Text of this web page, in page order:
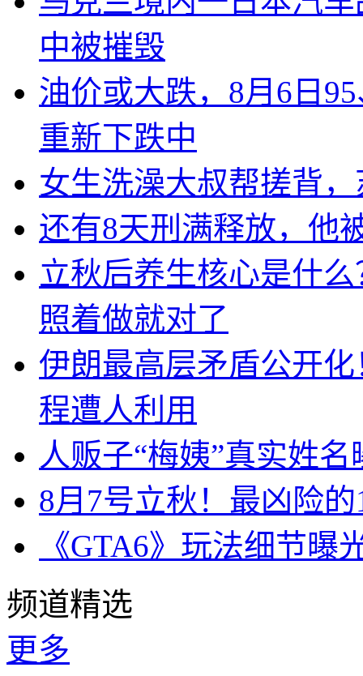
中被摧毁
油价或大跌，8月6日
重新下跌中
女生洗澡大叔帮搓背
还有8天刑满释放，他
立秋后养生核心是什
照着做就对了
伊朗最高层矛盾公开
程遭人利用
人贩子“梅姨”真实姓
8月7号立秋！最凶险
《GTA6》玩法细节
频道精选
更多